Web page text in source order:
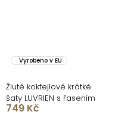
Vyrobeno v EU
Žluté koktejlové krátké
šaty LUVRIEN s řasením
749 Kč